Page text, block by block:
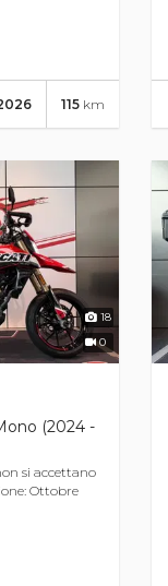
115 km
18
0
(2024 -
si accettano
Ottobre